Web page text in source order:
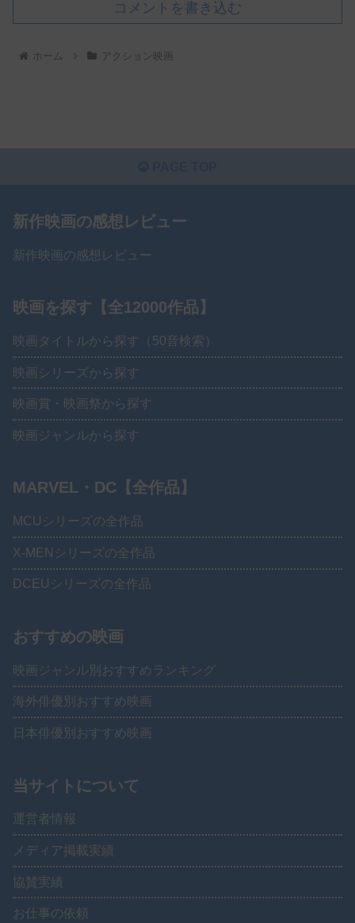
コメントを書き込む
ホーム アクション映画
新作映画の感想レビュー
新作映画の感想レビュー
映画を探す【全12000作品】
映画タイトルから探す（50音検索）
映画シリーズから探す
映画賞・映画祭から探す
映画ジャンルから探す
MARVEL・DC【全作品】
MCUシリーズの全作品
X-MENシリーズの全作品
DCEUシリーズの全作品
おすすめの映画
映画ジャンル別おすすめランキング
海外俳優別おすすめ映画
日本俳優別おすすめ映画
当サイトについて
運営者情報
メディア掲載実績
協賛実績
お仕事の依頼